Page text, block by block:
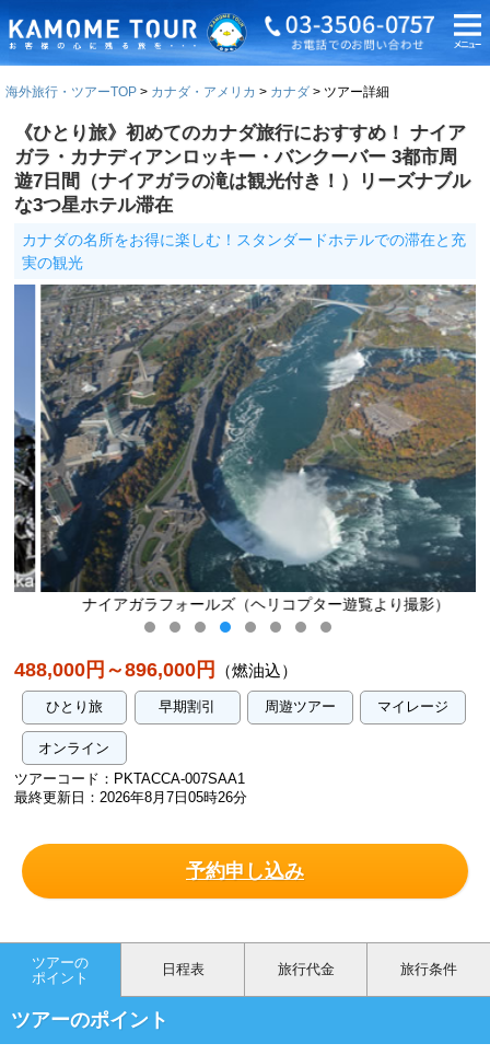
海外旅行・ツアーTOP カナダ・アメリカ カナダ ツアー詳細
《ひとり旅》初めてのカナダ旅行におすすめ！ ナイア
ガラ・カナディアンロッキー・バンクーバー 3都市周
遊7日間（ナイアガラの滝は観光付き！）リーズナブル
な3つ星ホテル滞在
カナダの名所をお得に楽しむ！スタンダードホテルでの滞在と充
実の観光
ナイアガラフォールズ（ヘリコプター遊覧より撮影）
488,000円～896,000円 （燃油込）
ひとり旅 早期割引 周遊ツアー マイレージ
オンライン
ツアーコード：PKTACCA-007SAA1
最終更新日：2026年8月7日05時26分
予約申し込み
ツアーの
ポイント
日程表 旅行代金 旅行条件
ツアーのポイント